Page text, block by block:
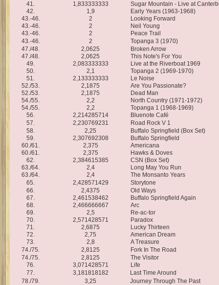
41.
1,833333333
Sugar Mountain - Live at
42.
1,9
Early Years (1963-1968)
43.-46.
2
Looking Forward
43.-46.
2
Neil Young
43.-46.
2
Peace Trail
43.-46.
2
Topanga 3 (1970)
47./48.
2,0625
Broken Arrow
47./48.
2,0625
This Note's For You
49.
2,083333333
Live at the Riverboat 1969
50.
2,1
Topanga 2 (1969-1970)
51.
2,133333333
Le Noise
52./53.
2,1875
Are You Passionate?
52./53.
2,1875
Dead Man
54./55.
2,2
North Country (1971-1972)
54./55.
2,2
Topanga 1 (1968-1969)
56.
2,214285714
Bluenote Café
57.
2,230769231
Road Rock V 1
58.
2,25
Buffalo Springfield (Box Set)
59.
2,307692308
Buffalo Springfield
60./61.
2,375
Americana
60./61.
2,375
Hawks & Doves
62.
2,384615385
CSN (Box Set)
63./64.
2,4
Long May You Run
63./64.
2,4
The Monsanto Years
65.
2,428571429
Storytone
66.
2,4375
Old Ways
67.
2,461538462
Buffalo Springfield Again
68.
2,466666667
Arc
69.
2,5
Re-ac-tor
70.
2,571428571
Paradox
71.
2,6875
Lucky Thirteen
72.
2,75
American Dream
73.
2,8
A Treasure
74./75.
2,8125
Fork In The Road
74./75.
2,8125
The Visitor
76.
3,071428571
Life
77.
3,181818182
Last Time Around
78./79.
3,25
Journey Through The Past